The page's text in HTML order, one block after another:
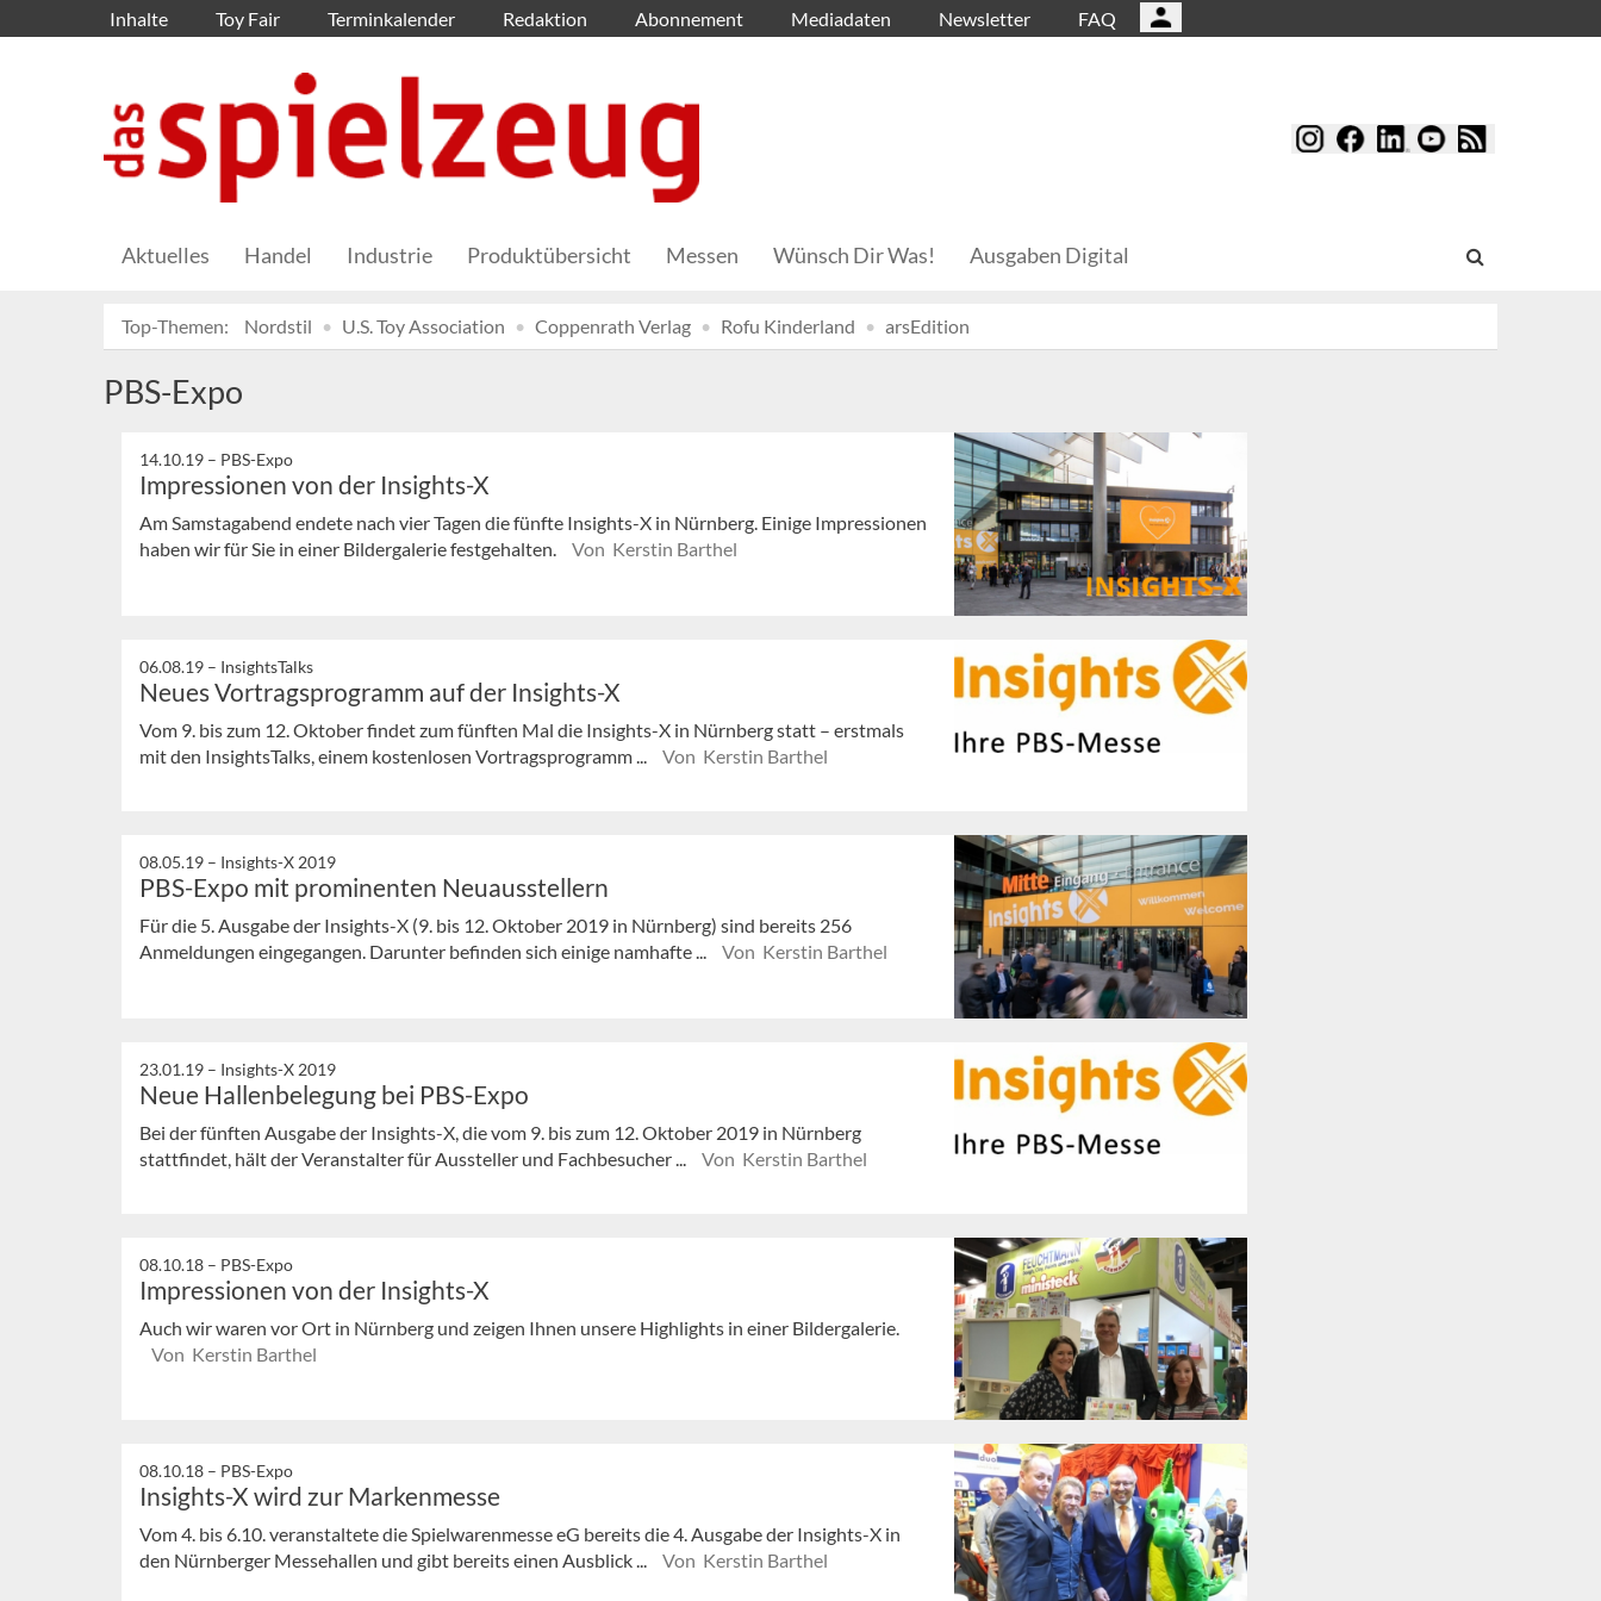
Inhalte Toy Fair Terminkalender Redaktion Abonnement Mediadaten Newsletter FAQ
Aktuelles Handel Industrie Produktübersicht Messen Wünsch Dir Was! Ausgaben Digital
Top-Themen: Nordstil U.S. Toy Association Coppenrath Verlag Rofu Kinderland arsEdition
PBS-Expo
14.10.19 – PBS-Expo
Impressionen von der Insights-X
Am Samstagabend endete nach vier Tagen die fünfte Insights-X in Nürnberg. Einige Impressionen
haben wir für Sie in einer Bildergalerie festgehalten.
Von Kerstin Barthel
06.08.19 – InsightsTalks
Neues Vortragsprogramm auf der Insights-X
Vom 9. bis zum 12. Oktober findet zum fünften Mal die Insights-X in Nürnberg statt – erstmals
mit den InsightsTalks, einem kostenlosen Vortragsprogramm ...
Von Kerstin Barthel
08.05.19 – Insights-X 2019
PBS-Expo mit prominenten Neuausstellern
Für die 5. Ausgabe der Insights-X (9. bis 12. Oktober 2019 in Nürnberg) sind bereits 256
Anmeldungen eingegangen. Darunter befinden sich einige namhafte ...
Von Kerstin Barthel
23.01.19 – Insights-X 2019
Neue Hallenbelegung bei PBS-Expo
Bei der fünften Ausgabe der Insights-X, die vom 9. bis zum 12. Oktober 2019 in Nürnberg
stattfindet, hält der Veranstalter für Aussteller und Fachbesucher ...
Von Kerstin Barthel
08.10.18 – PBS-Expo
Impressionen von der Insights-X
Auch wir waren vor Ort in Nürnberg und zeigen Ihnen unsere Highlights in einer Bildergalerie.
Von Kerstin Barthel
08.10.18 – PBS-Expo
Insights-X wird zur Markenmesse
Vom 4. bis 6.10. veranstaltete die Spielwarenmesse eG bereits die 4. Ausgabe der Insights-X in
den Nürnberger Messehallen und gibt bereits einen Ausblick ...
Von Kerstin Barthel